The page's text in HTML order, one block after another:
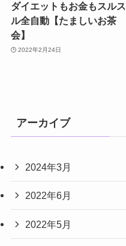
ダイエットもお金もスルス
ル全自動【たましいお茶
会】
2022年2月24日
アーカイブ
2024年3月
2022年6月
2022年5月